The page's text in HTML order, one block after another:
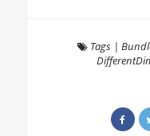
Tags|